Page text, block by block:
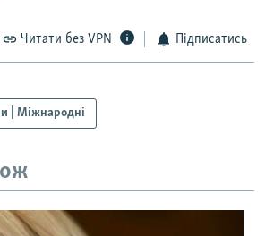
Читати без VPN Підписатись
| Міжнародні